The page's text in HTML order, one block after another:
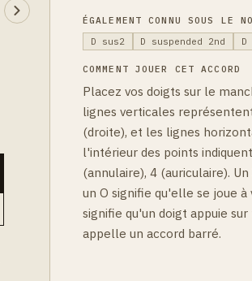
ÉGALEMENT CONNU SOUS LE
D sus2
D suspended 2nd D
COMMENT JOUER CET ACCORD
Placez vos doigts sur le
lignes verticales
(droite), et les lignes
l'intérieur des points
(annulaire), 4 (auriculaire).
un O signifie qu'elle se joue
signifie qu'un doigt appuie
appelle un accord barré.